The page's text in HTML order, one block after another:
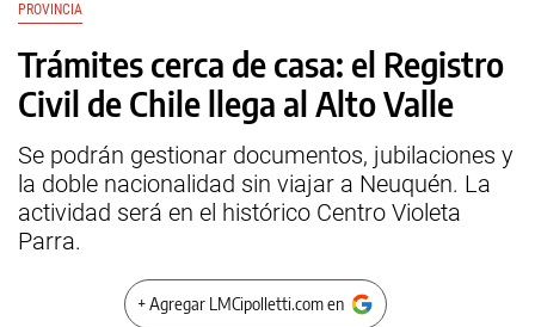
PROVINCIA
Trámites cerca de casa: el Registro
Civil de Chile llega al Alto Valle
Se podrán gestionar documentos, jubilaciones y
la doble nacionalidad sin viajar a Neuquén. La
actividad será en el histórico Centro Violeta
Parra.
+ Agregar LMCipolletti.com en